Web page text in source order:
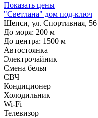
Показать цены
"Светлана" дом под-ключ
Шепси, ул. Спортивная, 56
До моря: 200 м
До центра: 1500 м
Автостоянка
Электрочайник
Смена белья
СВЧ
Кондиционер
Холодильник
Wi-Fi
Телевизор